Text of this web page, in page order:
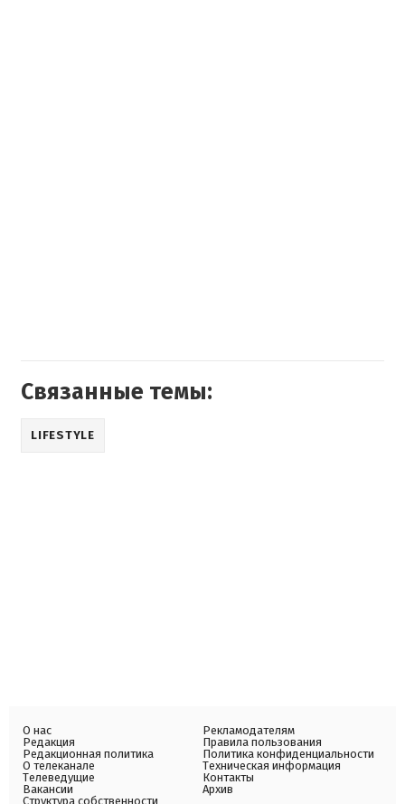
Связанные темы:
LIFESTYLE
О нас
Редакция
Редакционная политика
О телеканале
Телеведущие
Вакансии
Структура собственности
Рекламодателям
Правила пользования
Политика конфиденциальности
Техническая информация
Контакты
Архив